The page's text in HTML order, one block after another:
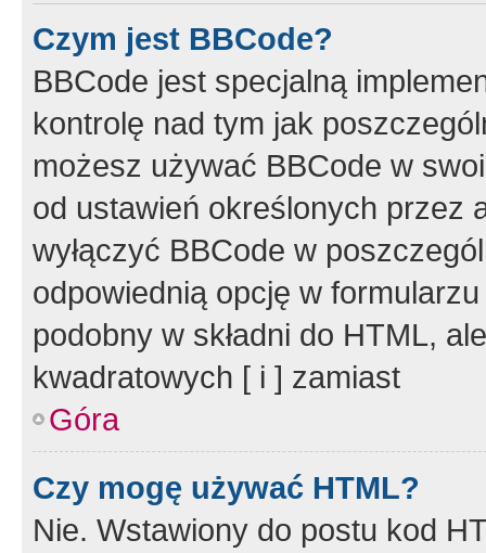
Czym jest BBCode?
BBCode jest specjalną
kontrolę nad tym jak
możesz używać BBCode w
od ustawień określonych przez
wyłączyć BBCode w
odpowiednią opcję w
podobny w składni do HTML,
kwadratowych [ i ] zamiast
Góra
Czy mogę używać HTML?
Nie. Wstawiony do postu kod